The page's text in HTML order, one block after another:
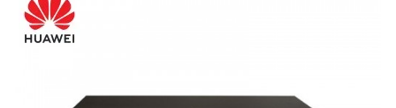
Hot Search